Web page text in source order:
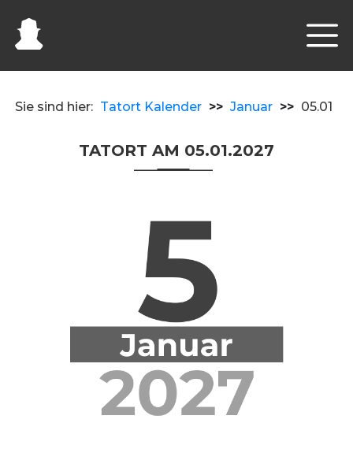
Sie sind hier: Tatort Kalender >> Januar >> 05.01
TATORT AM 05.01.2027